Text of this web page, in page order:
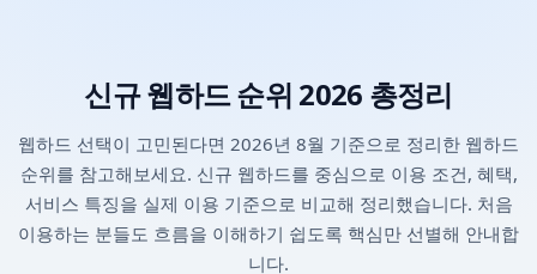
신규 웹하드 순위 2026 총정리
웹하드 선택이 고민된다면 2026년 8월 기준으로 정리한 웹하드
순위를 참고해보세요. 신규 웹하드를 중심으로 이용 조건, 혜택,
서비스 특징을 실제 이용 기준으로 비교해 정리했습니다. 처음
이용하는 분들도 흐름을 이해하기 쉽도록 핵심만 선별해 안내합
니다.